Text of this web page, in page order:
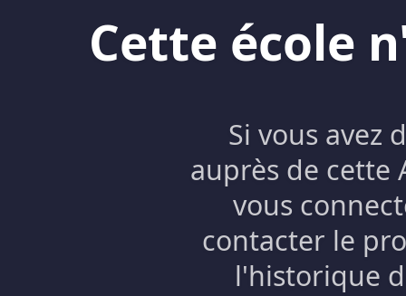
Cette école
Si vous avez
auprès de cette
vous
contacter le
l'historique